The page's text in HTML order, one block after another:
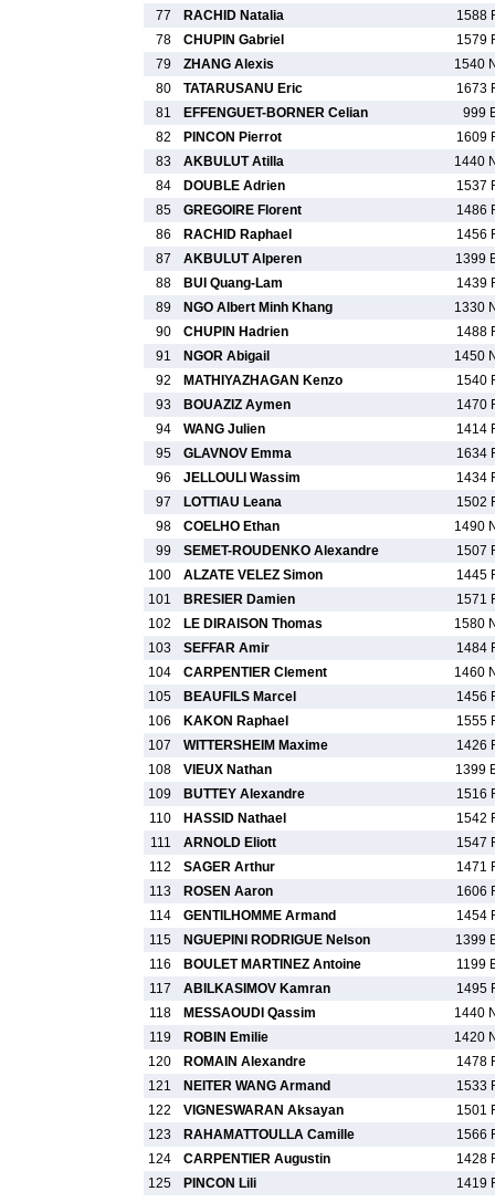
77
RACHID Natalia
1588
78
CHUPIN Gabriel
1579
79
ZHANG Alexis
1540
80
TATARUSANU Eric
1673
81
EFFENGUET-BORNER Celian
999
82
PINCON Pierrot
1609
83
AKBULUT Atilla
1440
84
DOUBLE Adrien
1537
85
GREGOIRE Florent
1486
86
RACHID Raphael
1456
87
AKBULUT Alperen
1399
88
BUI Quang-Lam
1439
89
NGO Albert Minh Khang
1330
90
CHUPIN Hadrien
1488
91
NGOR Abigail
1450
92
MATHIYAZHAGAN Kenzo
1540
93
BOUAZIZ Aymen
1470
94
WANG Julien
1414
95
GLAVNOV Emma
1634
96
JELLOULI Wassim
1434
97
LOTTIAU Leana
1502
98
COELHO Ethan
1490
99
SEMET-ROUDENKO Alexandre
1507
100
ALZATE VELEZ Simon
1445
101
BRESIER Damien
1571
102
LE DIRAISON Thomas
1580
103
SEFFAR Amir
1484
104
CARPENTIER Clement
1460
105
BEAUFILS Marcel
1456
106
KAKON Raphael
1555
107
WITTERSHEIM Maxime
1426
108
VIEUX Nathan
1399
109
BUTTEY Alexandre
1516
110
HASSID Nathael
1542
111
ARNOLD Eliott
1547
112
SAGER Arthur
1471
113
ROSEN Aaron
1606
114
GENTILHOMME Armand
1454
115
NGUEPINI RODRIGUE Nelson
1399
116
BOULET MARTINEZ Antoine
1199
117
ABILKASIMOV Kamran
1495
118
MESSAOUDI Qassim
1440
119
ROBIN Emilie
1420
120
ROMAIN Alexandre
1478
121
NEITER WANG Armand
1533
122
VIGNESWARAN Aksayan
1501
123
RAHAMATTOULLA Camille
1566
124
CARPENTIER Augustin
1428
125
PINCON Lili
1419